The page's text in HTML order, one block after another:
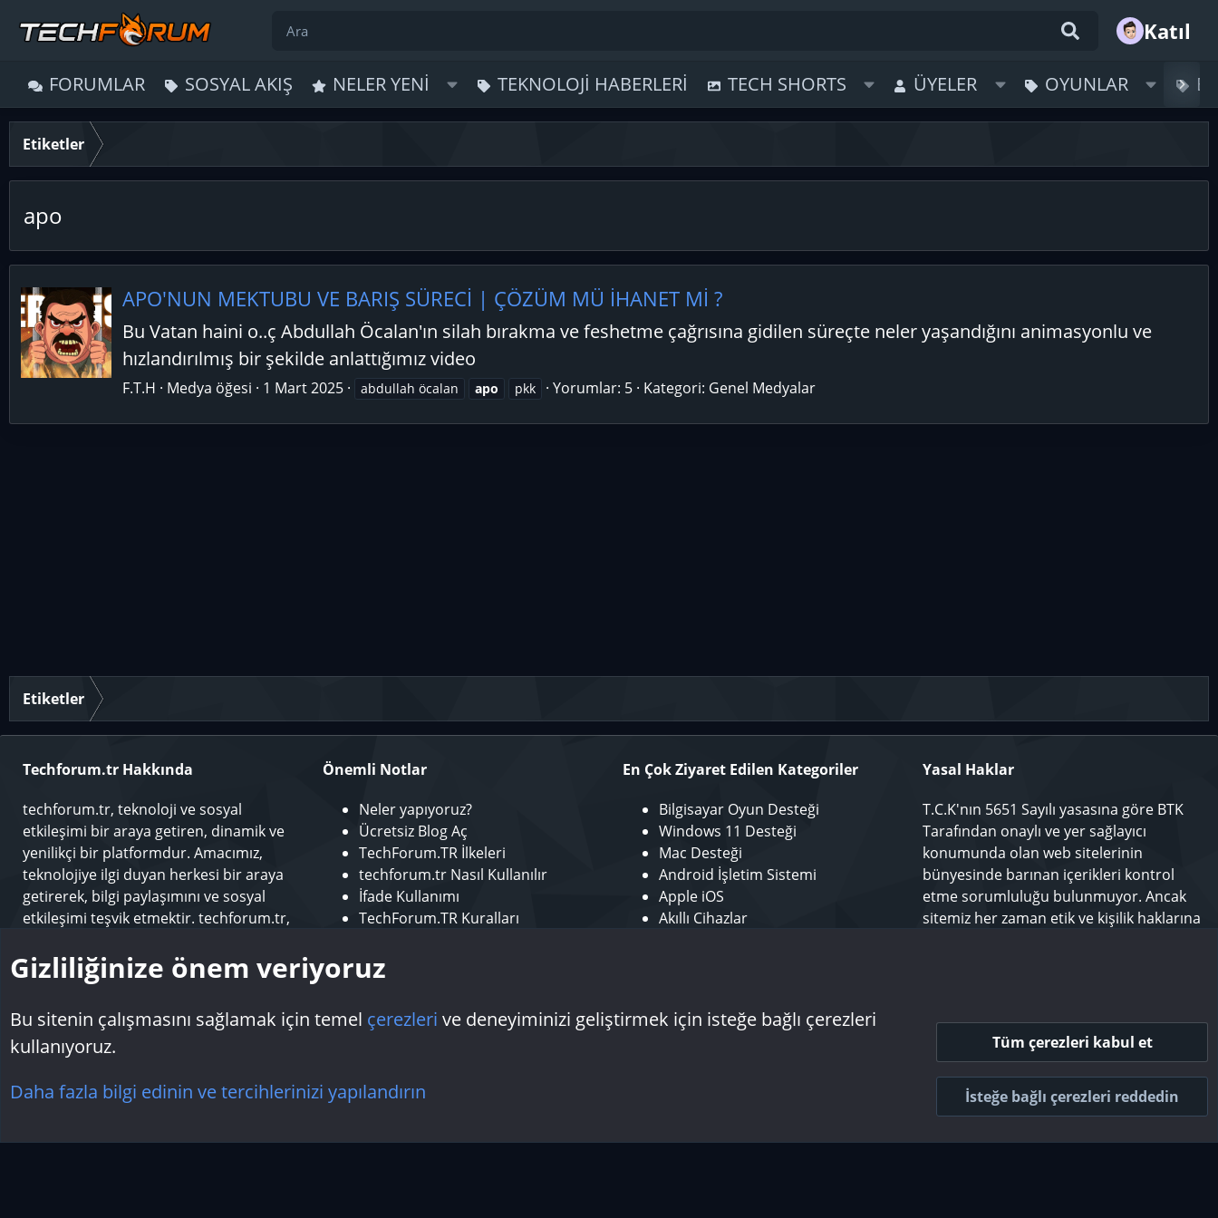
Katıl
FORUMLAR SOSYAL AKIŞ NELER YENI TEKNOLOJI HABERLERI TECH SHORTS ÜYELER OYUNLAR
Etiketler
apo
APO'NUN MEKTUBU VE BARIŞ SÜRECİ | ÇÖZÜM MÜ İHANET Mİ ?
Bu Vatan haini o..ç Abdullah Öcalan'ın silah bırakma ve feshetme çağrısına gidilen süreçte neler yaşandığını animasyonlu ve
hızlandırılmış bir şekilde anlattığımız video
F.T.H Medya öğesi 1 Mart 2025 abdullah öcalan apo pkk Yorumlar: 5 Kategori: Genel Medyalar
Etiketler
Techforum.tr Hakkında
techforum.tr, teknoloji ve sosyal
etkileşimi bir araya getiren, dinamik ve
yenilikçi bir platformdur. Amacımız,
teknolojiye ilgi duyan herkesi bir araya
getirerek, bilgi paylaşımını ve sosyal
etkileşimi teşvik etmektir. techforum.tr,
sunarak, teknoloji dünyasındaki en son
gelişmeleri takip etme ve öğrenme fırsatı
Önemli Notlar
Neler yapıyoruz?
Ücretsiz Blog Aç
TechForum.TR İlkeleri
techforum.tr Nasıl Kullanılır
İfade Kullanımı
TechForum.TR Kuralları
Moderatör Başvurusu - Bize Katıl
Makale Yazarı Başvurusu
En Çok Ziyaret Edilen Kategoriler
Bilgisayar Oyun Desteği
Windows 11 Desteği
Mac Desteği
Android İşletim Sistemi
Apple iOS
Akıllı Cihazlar
Yasal Haklar
T.C.K'nın 5651 Sayılı yasasına göre BTK
Tarafından onaylı ve yer sağlayıcı
konumunda olan web sitelerinin
bünyesinde barınan içerikleri kontrol
etme sorumluluğu bulunmuyor. Ancak
sitemiz her zaman etik ve kişilik haklarına
Topluluk platform by TechForumTR
Gizliliğinize önem veriyoruz
Bu sitenin çalışmasını sağlamak için temel çerezleri ve deneyiminizi geliştirmek için isteğe bağlı çerezleri
kullanıyoruz.
Daha fazla bilgi edinin ve tercihlerinizi yapılandırın
Tüm çerezleri kabul et
İsteğe bağlı çerezleri reddedin